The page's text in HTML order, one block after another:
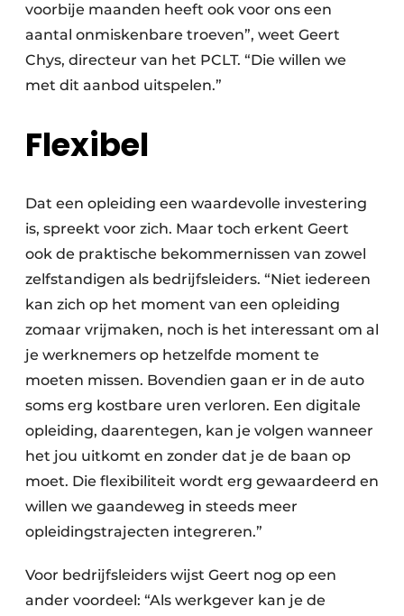
voorbije maanden heeft ook voor ons een
aantal onmiskenbare troeven”, weet Geert
Chys, directeur van het PCLT. “Die willen we
met dit aanbod uitspelen.”
Flexibel
Dat een opleiding een waardevolle investering
is, spreekt voor zich. Maar toch erkent Geert
ook de praktische bekommernissen van zowel
zelfstandigen als bedrijfsleiders. “Niet iedereen
kan zich op het moment van een opleiding
zomaar vrijmaken, noch is het interessant om al
je werknemers op hetzelfde moment te
moeten missen. Bovendien gaan er in de auto
soms erg kostbare uren verloren. Een digitale
opleiding, daarentegen, kan je volgen wanneer
het jou uitkomt en zonder dat je de baan op
moet. Die flexibiliteit wordt erg gewaardeerd en
willen we gaandeweg in steeds meer
opleidingstrajecten integreren.”
Voor bedrijfsleiders wijst Geert nog op een
ander voordeel: “Als werkgever kan je de